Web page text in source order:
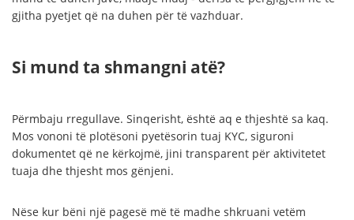
gjitha pyetjet që na duhen për të vazhduar.
Si mund ta shmangni atë?
Përmbaju rregullave. Sinqerisht, është aq e thjeshtë sa kaq.
Mos vononi të plotësoni pyetësorin tuaj KYC, siguroni
dokumentet që ne kërkojmë, jini transparent për aktivitetet
tuaja dhe thjesht mos gënjeni.
Nëse kur bëni një pagesë më të madhe shkruani vetëm